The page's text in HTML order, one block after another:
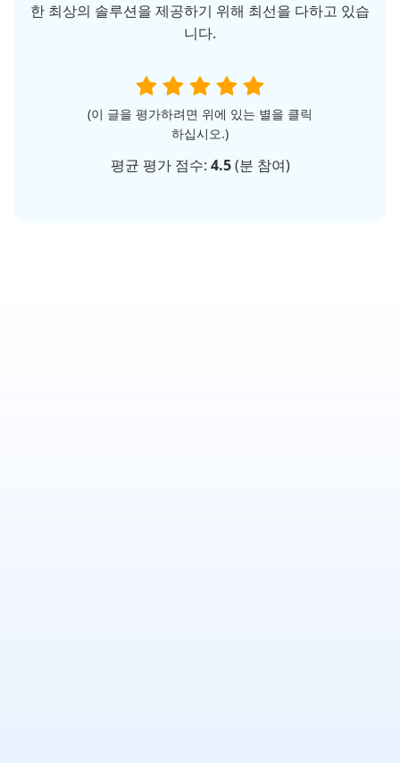
한 최상의 솔루션을 제공하기 위해 최선을 다하고 있습
니다.
(이 글을 평가하려면 위에 있는 별을 클릭
하십시오.)
평균 평가 점수: 4.5(분 참여)